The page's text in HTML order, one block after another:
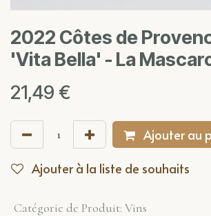
2022 Côtes de
'Vita Bella' - La
21,49 €
Ajouter au
Ajouter à la liste de souhaits
Catégorie de Produit: Vins